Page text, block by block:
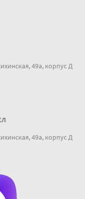
49а, корпус Д
49а, корпус Д